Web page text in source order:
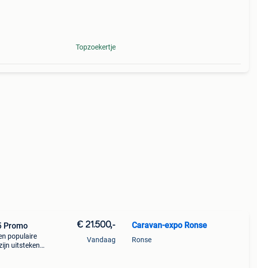
Topzoekertje
F 2025 Promo
populaire
uitstekende
€ 21.500,-
Vandaag
Caravan-expo Ronse
Ronse